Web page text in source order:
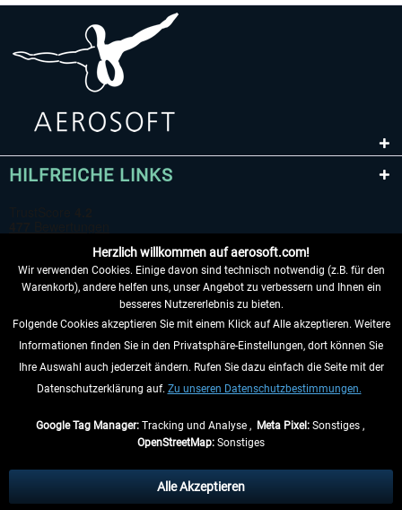
HILFREICHE LINKS
VERTRAG WIDERRUFEN
INFORMATIONEN
anders beschrieben.
** Gilt für Lieferungen innerhalb Deutschlands, Lieferzeiten für andere Länder
Herzlich willkommen auf aerosoft.com!
Wir verwenden Cookies. Einige davon sind technisch notwendig (z.B. für den
Warenkorb), andere helfen uns, unser Angebot zu verbessern und Ihnen ein
besseres Nutzererlebnis zu bieten.
Folgende Cookies akzeptieren Sie mit einem Klick auf Alle akzeptieren. Weitere
Informationen finden Sie in den Privatsphäre-Einstellungen, dort können Sie
Ihre Auswahl auch jederzeit ändern. Rufen Sie dazu einfach die Seite mit der
Datenschutzerklärung auf. Zu unseren Datenschutzbestimmungen.
Google Tag Manager:Tracking und Analyse , Meta Pixel:Sonstiges ,
OpenStreetMap: Sonstiges
Alle Akzeptieren